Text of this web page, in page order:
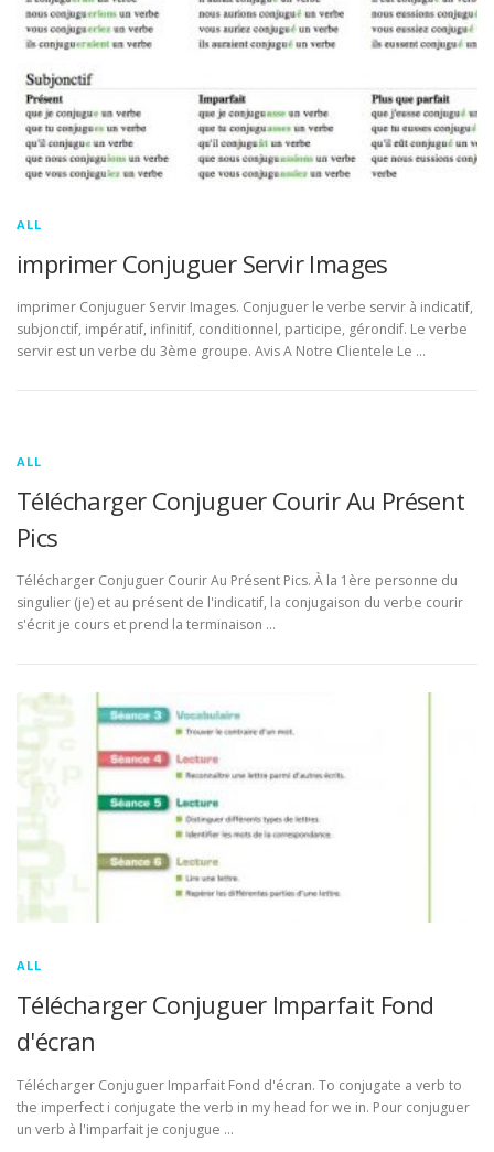
ALL
imprimer Conjuguer Servir Images
imprimer Conjuguer Servir Images. Conjuguer le verbe servir à indicatif,
subjonctif, impératif, infinitif, conditionnel, participe, gérondif. Le verbe
servir est un verbe du 3ème groupe. Avis A Notre Clientele Le …
ALL
Télécharger Conjuguer Courir Au Présent
Pics
Télécharger Conjuguer Courir Au Présent Pics. À la 1ère personne du
singulier (je) et au présent de l'indicatif, la conjugaison du verbe courir
s'écrit je cours et prend la terminaison …
ALL
Télécharger Conjuguer Imparfait Fond
d'écran
Télécharger Conjuguer Imparfait Fond d'écran. To conjugate a verb to
the imperfect i conjugate the verb in my head for we in. Pour conjuguer
un verb à l'imparfait je conjugue …